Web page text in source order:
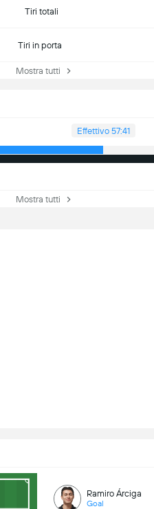
Tiri totali
Tiri in porta
Mostra tutti
Effettivo 57:41
Mostra tutti
Ramiro Árciga
Goal